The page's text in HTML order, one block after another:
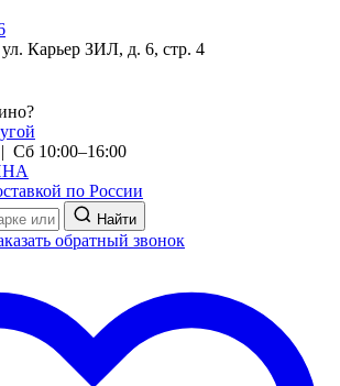
Карьер ЗИЛ, д. 6, стр. 4
Сб 10:00–16:00
по России
Найти
обратный звонок